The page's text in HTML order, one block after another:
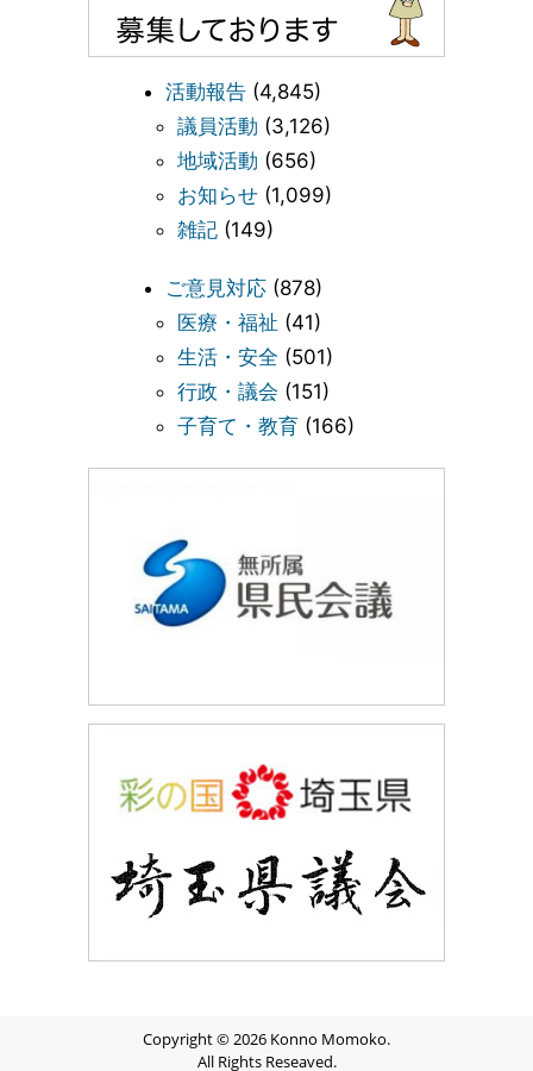
活動報告 (4,845)
議員活動 (3,126)
地域活動 (656)
お知らせ (1,099)
雑記 (149)
ご意見対応 (878)
医療・福祉 (41)
生活・安全 (501)
行政・議会 (151)
子育て・教育 (166)
Copyright © 2026 Konno Momoko.
All Rights Reseaved.